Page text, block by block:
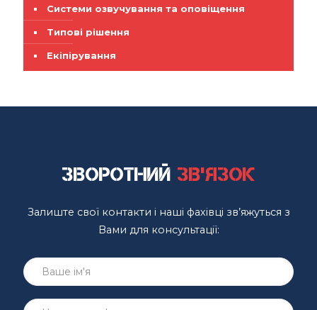
Системи озвучування та оповіщення
Типові рішення
Екіпірування
Зворотний зв'язок
Залиште свої контакти і наші фахівці зв’яжуться з
Вами для консультації: